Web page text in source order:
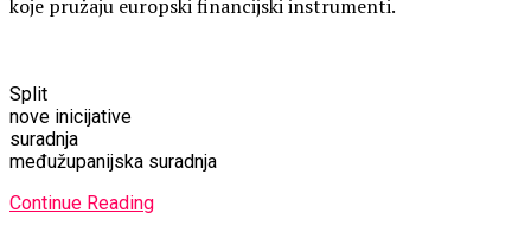
koje pružaju europski financijski instrumenti.
Split
nove inicijative
suradnja
međužupanijska suradnja
Continue Reading